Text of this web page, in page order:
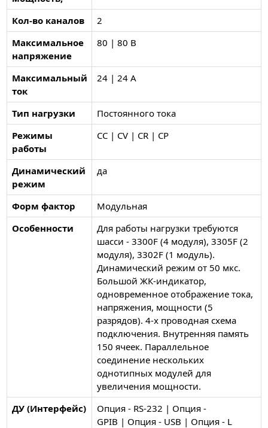
Кол-во каналов
2
Максимальное
напряжение
80 | 80 В
Максимальный
ток
24 | 24 А
Тип нагрузки
Постоянного тока
Режимы
работы
CC | CV | CR | CP
Динамический
режим
да
Форм фактор
Модульная
Особенности
Для работы нагрузки требуются
шасси - 3300F (4 модуля), 3305F (2
модуля), 3302F (1 модуль).
Динамический режим от 50 мкс.
Большой ЖК-индикатор,
одновременное отображение тока,
напряжения, мощности (5
разрядов). 4-х проводная схема
подключения. Внутренняя память
150 ячеек. Параллельное
соединение нескольких
однотипных модулей для
увеличения мощности.
ДУ (Интерфейс)
Опция - RS-232 | Опция -
GPIB | Опция - USB | Опция - L